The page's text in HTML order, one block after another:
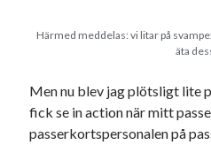
Härmed meddelas: vi litar på
äta
Men nu blev jag plötsligt lite
fick se in action när mitt
passerkortspersonalen på